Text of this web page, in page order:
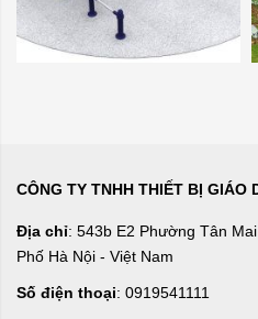
CÔNG TY TNHH THIẾT BỊ GIÁO
Địa chỉ: 543b E2 Phường Tân
Phố Hà Nội - Việt Nam
Số điện thoại: 0919541111